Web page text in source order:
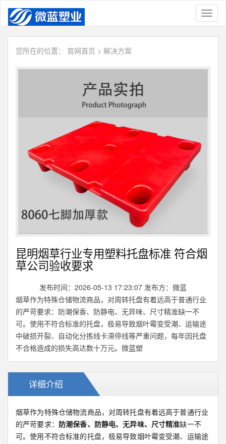
您所在的位置： 官网首页 > 解决方案
昆明烟草行业专用塑料托盘标准 符合烟
草公司验收要求
发布时间：2026-05-13 17:23:07 发布方：微蓝
烟草作为特殊仓储物流商品，对周转托盘有着远高于普通行业
的严苛要求：防潮保香、防静电、无异味、尺寸精准缺一不
可。使用不符合标准的托盘，极易导致烟叶霉变受潮、运输途
中破损开裂、自动化分拣线卡滞停线等严重问题，每年因托盘
不合格造成的损失高达数十万元。微蓝塑
详细介绍
烟草作为特殊仓储物流商品，对周转托盘有着远高于普通行业
的严苛要求：
防潮保香、防静电、无异味、尺寸精准缺一不
可。使用不符合标准的托盘，极易导致烟叶霉变受潮、运输途